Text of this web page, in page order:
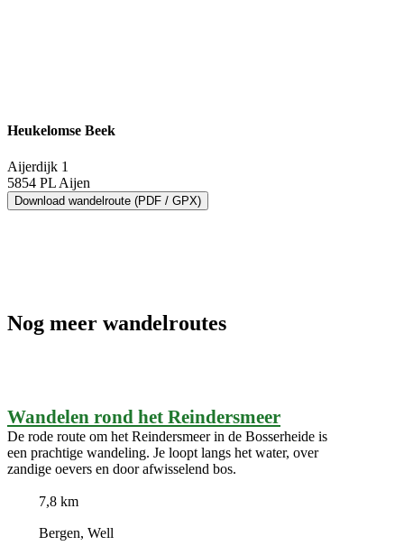
Heukelomse Beek
Aijerdijk 1
5854 PL Aijen
Download wandelroute (PDF / GPX)
Nog meer wandelroutes
Wandelen rond het Reindersmeer
De rode route om het Reindersmeer in de Bosserheide is
een prachtige wandeling. Je loopt langs het water, over
zandige oevers en door afwisselend bos.
7,8 km
Bergen, Well